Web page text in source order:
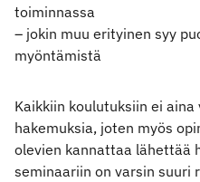
toiminnassa
– jokin muu erityinen syy
myöntämistä
Kaikkiin koulutuksiin ei
hakemuksia, joten myös
olevien kannattaa lähettää
seminaariin on varsin suuri